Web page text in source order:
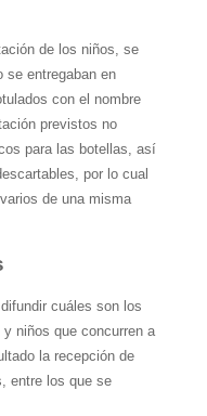
de los niños, se
se entregaban en
con el nombre
previstos no
para las botellas, así
por lo cual
de una misma
cuáles son los
niños que concurren a
la recepción de
entre los que se